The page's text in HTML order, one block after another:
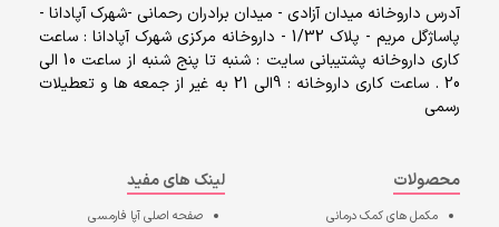
آدرس داروخانه میدان آزادی - میدان برادران رحمانی -شهرک آپادانا -
پاساژگل مریم - پلاک 1/32 - داروخانه مرکزی شهرک آپادانا : ساعت
کاری داروخانه پشتیبانی سایت : شنبه تا پنج شنبه از ساعت 10 الی
20 . ساعت کاری داروخانه : 9الی 21 به غیر از جمعه ها و تعطیلات
رسمی
محصولات
مکمل های کمک درمانی
لینک های مفید
صفحه اصلیآپا فارمسی